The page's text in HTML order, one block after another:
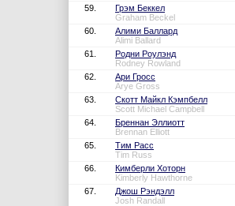
59.
Грэм Беккел
Graham Beckel
60.
Алими Баллард
Alimi Ballard
61.
Родни Роулэнд
Rodney Rowland
62.
Ари Гросс
Arye Gross
63.
Скотт Майкл Кэмпбелл
Scott Michael Campbell
64.
Бреннан Эллиотт
Brennan Elliott
65.
Тим Расс
Tim Russ
66.
Кимберли Хоторн
Kimberly Hawthorne
67.
Джош Рэндэлл
Josh Randall